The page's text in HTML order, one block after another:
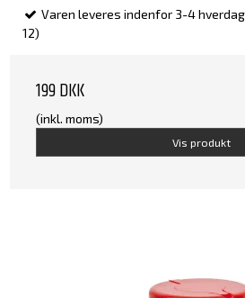
Varen leveres indenfor 3-4
12)
199 DKK
(inkl. moms)
Vis produkt